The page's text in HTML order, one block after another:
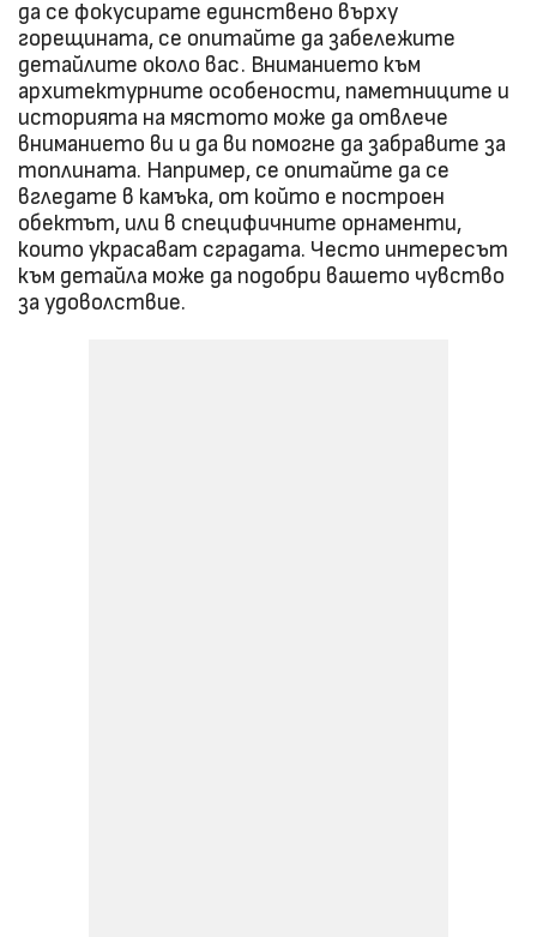
да се фокусирате единствено върху
горещината, се опитайте да забележите
детайлите около вас. Вниманието към
архитектурните особености, паметниците и
историята на мястото може да отвлече
вниманието ви и да ви помогне да забравите за
топлината. Например, се опитайте да се
вгледате в камъка, от който е построен
обектът, или в специфичните орнаменти,
които украсават сградата. Често интересът
към детайла може да подобри вашето чувство
за удоволствие.